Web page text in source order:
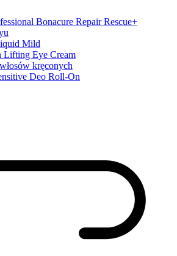
Bonacure Repair Rescue+
Mild
Lifting Eye Cream
kręconych
Deo Roll-On